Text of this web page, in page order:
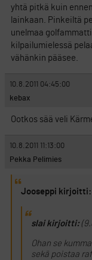
yhtä pitkä kuin
lainkaan. Pinkeiltä
unelmaa
kilpailumielessä
vähänkin pääsee.
10.8.2011 04:45:00
kebax
Ootkos sää veli
10.8.2011 11:13:00
Pekka Pelimies
Jooseppi kirjoitti:
slai kirjoitti:
Ohan se
sekä poistaa